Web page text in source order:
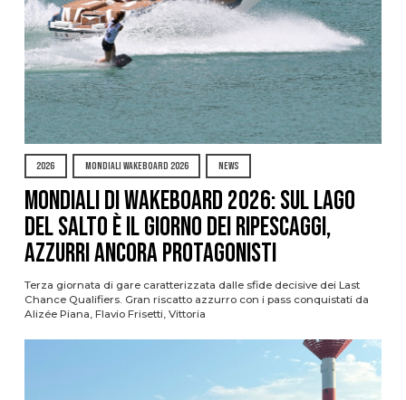
2026 MONDIALI WAKEBOARD 2026 NEWS
Mondiali di Wakeboard 2026: sul Lago
del Salto è il giorno dei ripescaggi,
azzurri ancora protagonisti
Terza giornata di gare caratterizzata dalle sfide decisive dei Last
Chance Qualifiers. Gran riscatto azzurro con i pass conquistati da
Alizée Piana, Flavio Frisetti, Vittoria